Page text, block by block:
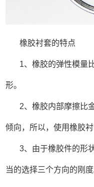
橡胶衬套的特点
1、橡胶的弹性模量比
形。
2、橡胶内部摩擦比金
倾向，所以，使用橡胶
3、由于橡胶件的形状
当的选择三个方向的刚度